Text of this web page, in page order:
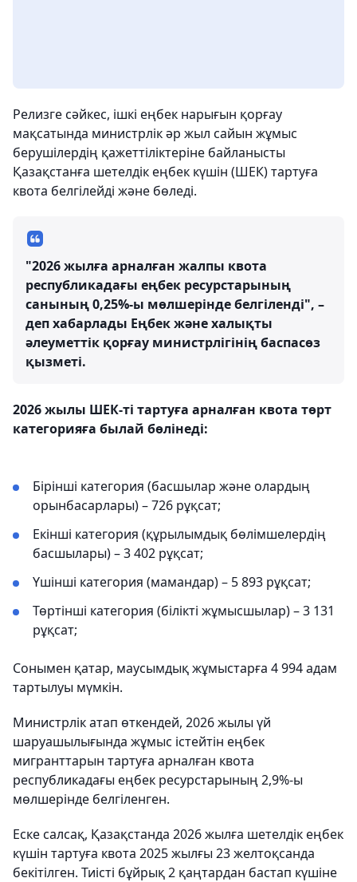
Релизге сәйкес, ішкі еңбек нарығын қорғау
мақсатында министрлік әр жыл сайын жұмыс
берушілердің қажеттіліктеріне байланысты
Қазақстанға шетелдік еңбек күшін (ШЕК) тартуға
квота белгілейді және бөледі.
"2026 жылға арналған жалпы квота
республикадағы еңбек ресурстарының
санының 0,25%-ы мөлшерінде белгіленді", –
деп хабарлады Еңбек және халықты
әлеуметтік қорғау министрлігінің баспасөз
қызметі.
2026 жылы ШЕК-ті тартуға арналған квота төрт
категорияға былай бөлінеді:
Бірінші категория (басшылар және олардың
орынбасарлары) – 726 рұқсат;
Екінші категория (құрылымдық бөлімшелердің
басшылары) – 3 402 рұқсат;
Үшінші категория (мамандар) – 5 893 рұқсат;
Төртінші категория (білікті жұмысшылар) – 3 131
рұқсат;
Сонымен қатар, маусымдық жұмыстарға 4 994 адам
тартылуы мүмкін.
Министрлік атап өткендей, 2026 жылы үй
шаруашылығында жұмыс істейтін еңбек
мигранттарын тартуға арналған квота
республикадағы еңбек ресурстарының 2,9%-ы
мөлшерінде белгіленген.
Еске салсақ, Қазақстанда 2026 жылға шетелдік еңбек
күшін тартуға квота 2025 жылғы 23 желтоқсанда
бекітілген. Тиісті бұйрық 2 қаңтардан бастап күшіне